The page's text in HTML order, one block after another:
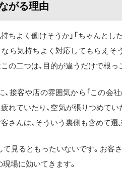
がる理由
ちよく働けそうか」「ちゃんとし
ら気持ちよく対応してもらえそ
の二つは、目的が違うだけで根
接客や店の雰囲気から「この会
れていたり、空気が張りつめてい
さんは、そういう裏側も含めて選
見るともったいないです。お客
場に効いてきます。